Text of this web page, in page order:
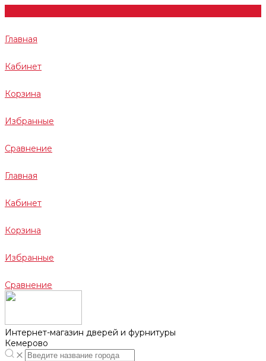
Главная
Кабинет
Корзина
Избранные
Сравнение
Главная
Кабинет
Корзина
Избранные
Сравнение
Интернет-магазин дверей и фурнитуры
Кемерово